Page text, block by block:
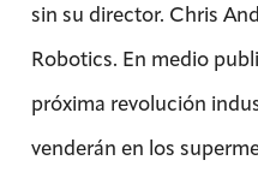
sin su director. Chris
Robotics. En medio
próxima revolución
venderán en los